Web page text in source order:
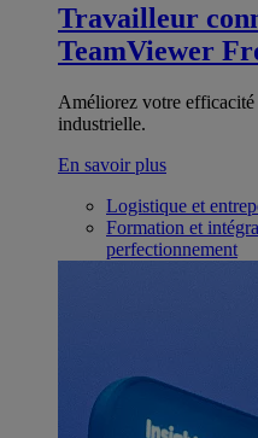
Travailleur
TeamViewer
Améliorez votre efficacité
industrielle.
En savoir plus
Logistique et
Formation et
perfectionnement